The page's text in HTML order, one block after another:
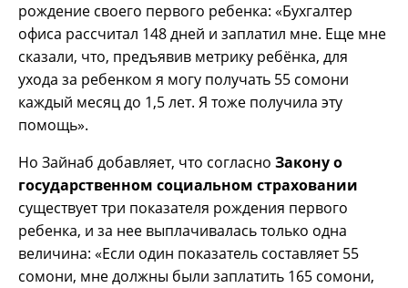
рождение своего первого ребенка: «Бухгалтер
офиса рассчитал 148 дней и заплатил мне. Еще мне
сказали, что, предъявив метрику ребёнка, для
ухода за ребенком я могу получать 55 сомони
каждый месяц до 1,5 лет. Я тоже получила эту
помощь».
Но Зайнаб добавляет, что согласно Закону о
государственном социальном страховании
существует три показателя рождения первого
ребенка, и за нее выплачивалась только одна
величина: «Если один показатель составляет 55
сомони, мне должны были заплатить 165 сомони,